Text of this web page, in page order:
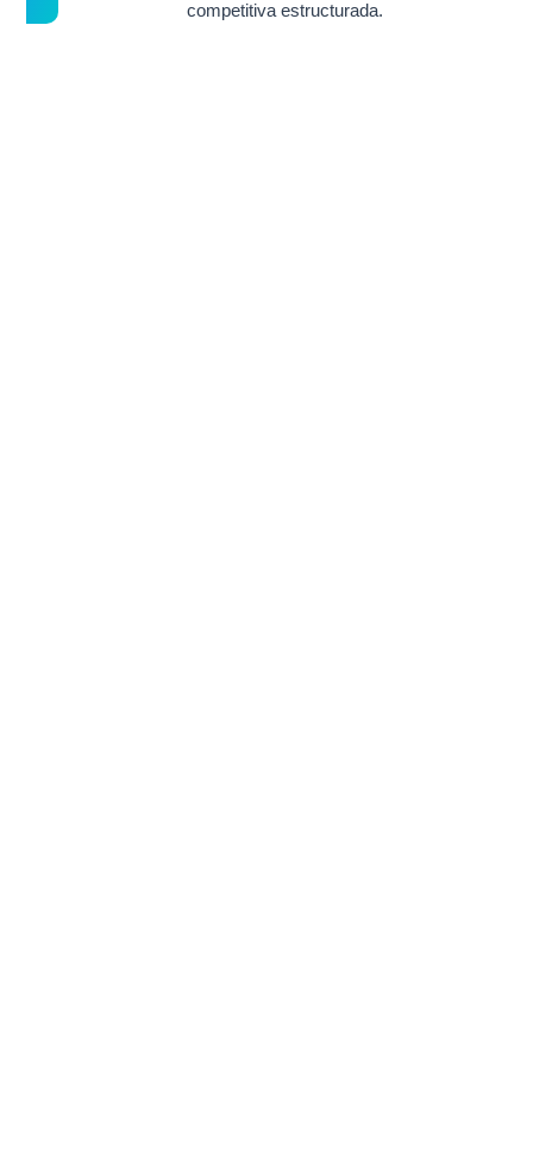
competitiva estructurada.